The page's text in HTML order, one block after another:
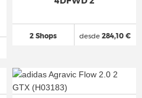
2 Shops desde 284,10 €